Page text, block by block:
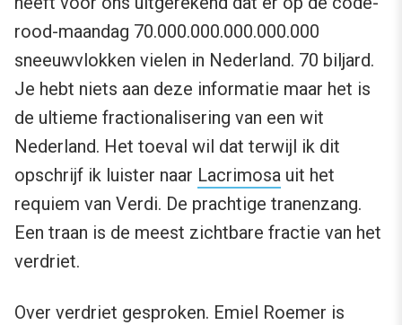
rood-maandag 70.000.000.000.000.000
sneeuwvlokken vielen in Nederland. 70 biljard.
Je hebt niets aan deze informatie maar het is
de ultieme fractionalisering van een wit
Nederland. Het toeval wil dat terwijl ik dit
opschrijf ik luister naar Lacrimosa uit het
requiem van Verdi. De prachtige tranenzang.
Een traan is de meest zichtbare fractie van het
verdriet.
Over verdriet gesproken. Emiel Roemer is